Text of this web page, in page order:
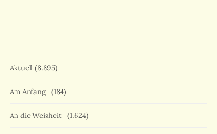
Aktuell (8.895)
Am Anfang (184)
An die Weisheit (1.624)